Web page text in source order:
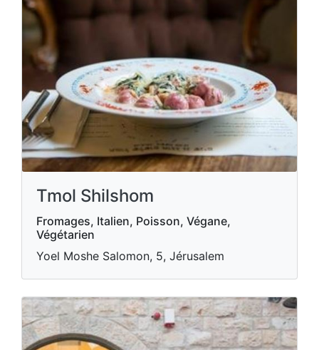
Tmol Shilshom
Fromages, Italien, Poisson, Végane,
Végétarien
Yoel Moshe Salomon, 5, Jérusalem